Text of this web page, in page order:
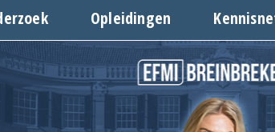
Opleidingen